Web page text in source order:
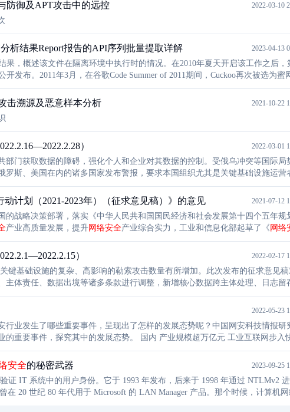
防御及APT攻击中的远控 2022-03-10
析结果Report报告的API序列批量提取详解 2023-04-13
果，概述该文件在隔离环境中执行时的情况。在2010年夏天开启该工作之后，
发布。2011年3月，在谷歌Code Summer of 2011期间，Cuckoo再次被选为蜜
并扩展了其功能。恶意软件在执行过程中创建、删除和下载的文件。
击溯源及恶意样本分析 2021-10-22
） 2022-03-01
部门获取数据的障碍，强化个人和企业对其数据的控制。受俄乌冲突等国际局
罗斯、美国在内的诸多国家发布警报，要求本国组织尤其是关键基础设施运营
计划（2021-2023年）（征求意见稿）》的意见 2021-07-12
的战略决策部署，落实《中华人民共和国国民经济和社会发展第十四个五年规
产业高质量发展，提升网络安全产业综合实力，工业和信息化部起草了《 网络
取社会各界意见，现予以公示。请在信封上注明“《网络安全产业高质量发
） 2022-02-17
体责任、数据出境等诸多条款进行调整，新增核心数据跨主体处理、日志留
、负责任的国家行为准则，包括具有法律效力的规范各国信息通信技术领域
2022-05-23
业发生了哪些重要事件，呈现出了怎样的发展态势呢？中国网安科技情报研
态势。 国内 产业规模超万亿元 工业互联网步入快速成
安全的秘密武器 2023-09-25
证 IT 系统中的用户身份。它于 1993 年发布，后来于 1998 年通过 NTLMv2
20 世纪 80 年代用于 Microsoft 的 LAN Manager 产品。那个时候，计算机